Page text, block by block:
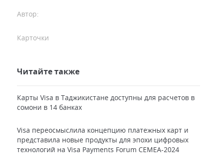
Автор:
Карточки
Читайте также
Карты Visa в Таджикистане доступны для расчетов в
сомони в 14 банках
Visa переосмыслила концепцию платежных карт и
представила новые продукты для эпохи цифровых
технологий на Visa Payments Forum CEMEA-2024